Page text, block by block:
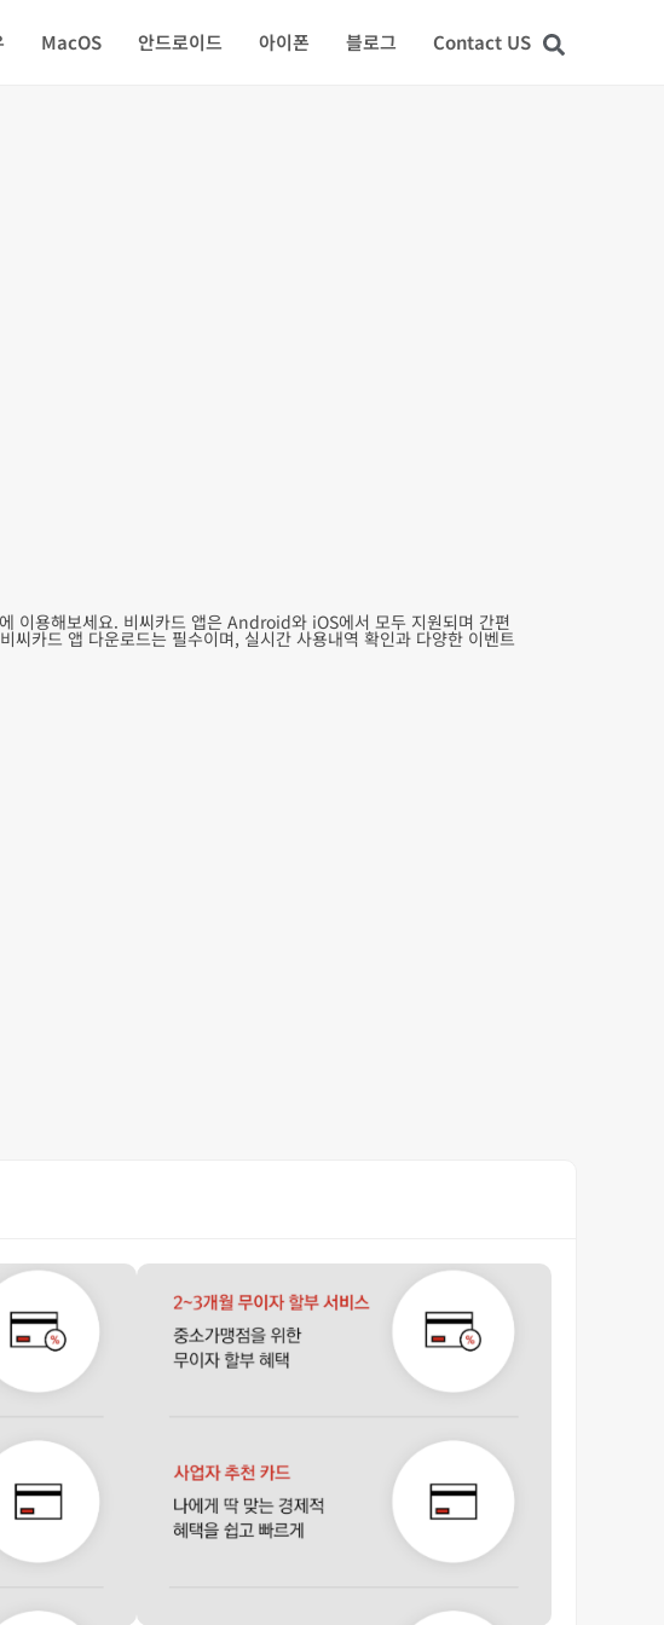
MacOS 안드로이드 아이폰 블로그 Contact US
이용해보세요. 비씨카드 앱은 Android와 iOS에서 모두 지원되며 간편
카드 앱 다운로드는 필수이며, 실시간 사용내역 확인과 다양한 이벤트